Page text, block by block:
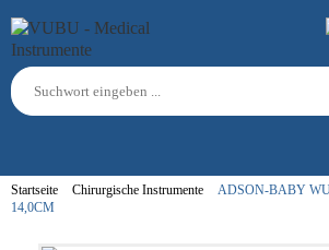
Startseite Chirurgische Instrumente
ADSON-BABY
14,0CM